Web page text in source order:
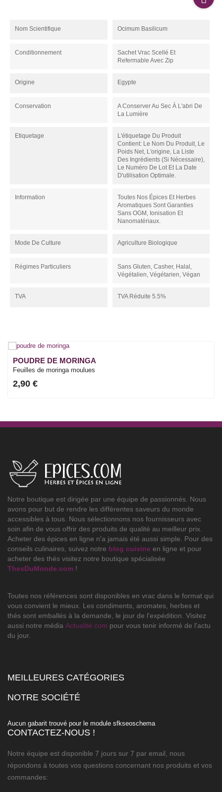
Nom Scientifique Ocimum Basilicum
Conditionnement
Sachet Vrac Scellé Et
Refermable Avec Zip
Origine Egypte
Conservation
A Conserver Au Sec À L'abri De
La Lumière
Etiquetage
L'étiquetage Du Produit
Contient: Le Nom Du Produit, Le
Poids Net, L'origine, La Liste
Des Ingrédients (si Nécessaire),
Le Numéro De Lot Et La Date
D'utilisation Optimale.
Information
Toutes Nos Épices Et Herbes
Aromatiques Sont Garanties
Sans OGM, Ionisation Et
Nanomatériaux.
Mode De Culture Agriculture Biologique
Régimes Particuliers
Sans Gluten, Casher, Halal,
Végétalien, Végétarien, Végan
TVA TVA Réduite 5.5%
POUDRE DE MORINGA
Feuilles de moringa moulues
2,90 €
Notre boutique est dirigée par une équipe de passionnés. Nous
avons pour but de rendre les différentes saveurs du monde
accessibles à tous. Nous sélectionnons nos fournisseurs avec
soin afin de vous offrir des produits de qualité au meilleur prix.
Acheter des épices en ligne n'a jamais été aussi simple. Pour des
conseils culinaires, suivez notre blog cuisine en ligne et pour
acheter des thés visitez notre boutique spécialisée
ThesDuMonde.com !
Toutes nos références sont disponibles en vrac dans le format qui
vous convient le mieux. Les condiments, aromates, herbes et
thés sont emballés à la demande, le jour de l'expédition. Visitez
aussi notre média Actualité.com pour vous tenir informé de l'actu
du jour.
MEILLEURES CATÉGORIES
NOTRE SOCIÉTÉ
Aucun gabarit trouvé pour le module sfkseoschema
CONTACTEZ-NOUS !
Notre équipe est disponible 7 jours sur 7 par email, nous
répondons à toutes vos questions concernant nos produits et vos
commandes: